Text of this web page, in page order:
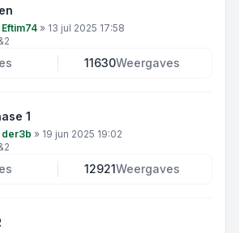
Eftim74 » 13 jul 2025 17:58
11630Weergaves
1
der3b » 19 jun 2025 19:02
12921Weergaves